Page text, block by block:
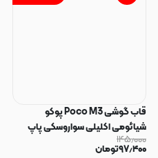
قاب گوشی Poco M3 پوکو
شیائومی اکلیلی سواروسکی پاپ
سوکت دار محافظ لنز دار صورتی کد
۱۴۵٫۰۰۰
۹۷٫۴۰۰تومان